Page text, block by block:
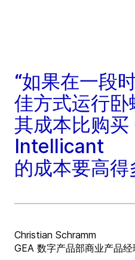
“如果在一段
佳方式运行卧
其成本比购买
Intellicant
的成本要高得
Christian Schramm
GEA 数字产品部商业产品经